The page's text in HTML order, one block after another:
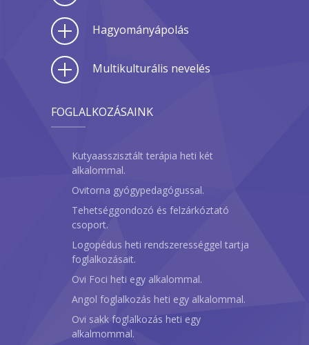
Hagyományápolás
Multikulturális nevelés
FOGLALKOZÁSAINK
Kutyaasszisztált terápia heti két
alkalommal.
Ovitorna gyógypedagógussal.
Tehetséggondozó és felzárkóztató
csoport.
Logopédus heti rendszerességgel tartja
foglalkozásait.
Ovi Foci heti egy alkalommal.
Angol foglalkozás heti egy alkalommal.
Ovi sakk foglalkozás heti egy
alkalmommal.